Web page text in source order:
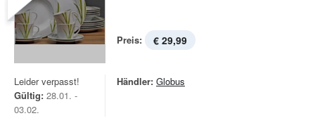
Preis: € 29,99
Leider verpasst!
Gültig: 28.01. -
03.02.
Händler: Globus